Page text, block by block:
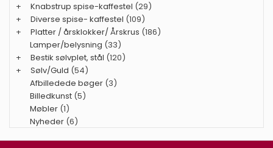
+
Knabstrup spise-kaffestel (29)
+
Diverse spise- kaffestel (109)
+
Platter / årsklokker/ Årskrus (186)
Lamper/belysning (33)
+
Bestik sølvplet, stål (120)
+
Sølv/Guld (54)
Afbilledede bøger (3)
Billedkunst (5)
Møbler (1)
Nyheder (6)